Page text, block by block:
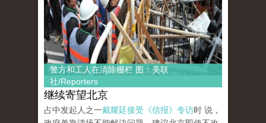
警方和工人在清除栅栏 图：美联
社/Reporters
继续寄望北京
占中发起人之一戴耀廷接受《信报》专访时 说，